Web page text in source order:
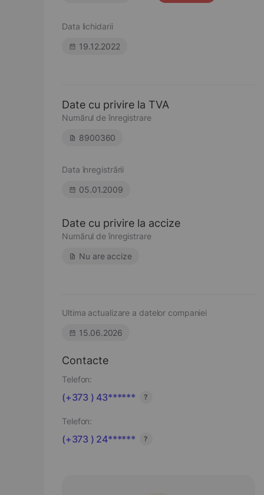
Data lichidarii
19.12.2022
Date cu privire la TVA
Numărul de înregistrare
8900360
Data înregistrării
05.01.2009
Date cu privire la accize
Numărul de înregistrare
Nu are accize
Ultima actualizare a datelor companiei
15.06.2026
Contacte
Telefon:
(+373 ) 43****** ?
Telefon:
(+373 ) 24****** ?